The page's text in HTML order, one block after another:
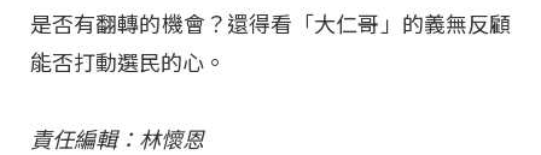
是否有翻轉的機會？還得看「大仁哥」的義無反顧
能否打動選民的心。
責任編輯：林懷恩